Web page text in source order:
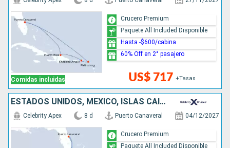
Comidas incluidas US$ 717 +Tasas
Crucero Premium
Paquete All Included Disponible
Hasta -$600/cabina
60% Off en 2° pasajero
ESTADOS UNIDOS, MÉXICO, ISLAS CAIMÁN
Celebrity Apex 8 d Puerto Canaveral 04/12/2027
Crucero Premium
Paquete All Included Disponible